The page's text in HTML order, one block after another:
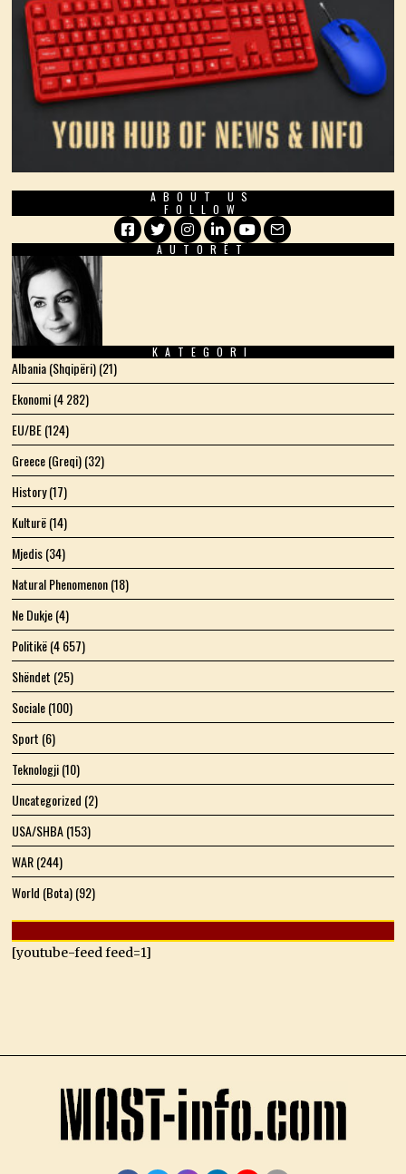
ABOUT US
FOLLOW
Facebook
TwitterInstagram
LinkedIn
YouTube
Email
AUTORËT
KATEGORI
Albania (Shqipëri)(21)
Ekonomi(4 282)
EU/BE(124)
Greece (Greqi)(32)
History(17)
Kulturë(14)
Mjedis(34)
Natural Phenomenon(18)
Ne Dukje(4)
Politikë(4 657)
Shëndet (25)
Sociale(100)
Sport (6)
Teknologji(10)
Uncategorized (2)
USA/SHBA(153)
WAR(244)
World (Bota)(92)
[youtube-feed feed=1]